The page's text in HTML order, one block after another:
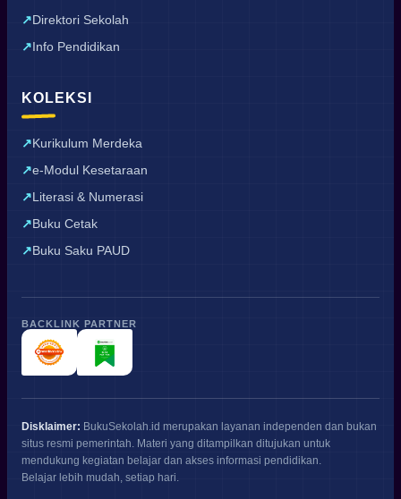
Direktori Sekolah
Info Pendidikan
KOLEKSI
Kurikulum Merdeka
e-Modul Kesetaraan
Literasi & Numerasi
Buku Cetak
Buku Saku PAUD
BACKLINK PARTNER
Disklaimer: BukuSekolah.id merupakan layanan independen dan bukan
situs resmi pemerintah. Materi yang ditampilkan ditujukan untuk
mendukung kegiatan belajar dan akses informasi pendidikan.
Belajar lebih mudah, setiap hari.